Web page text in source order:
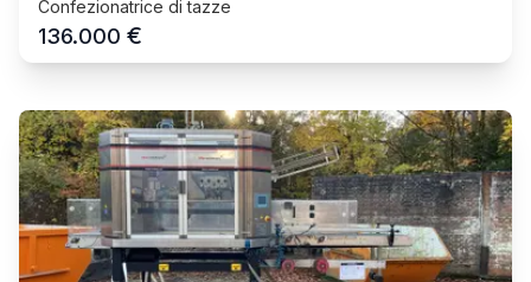
Confezionatrice di tazze
136.000 €